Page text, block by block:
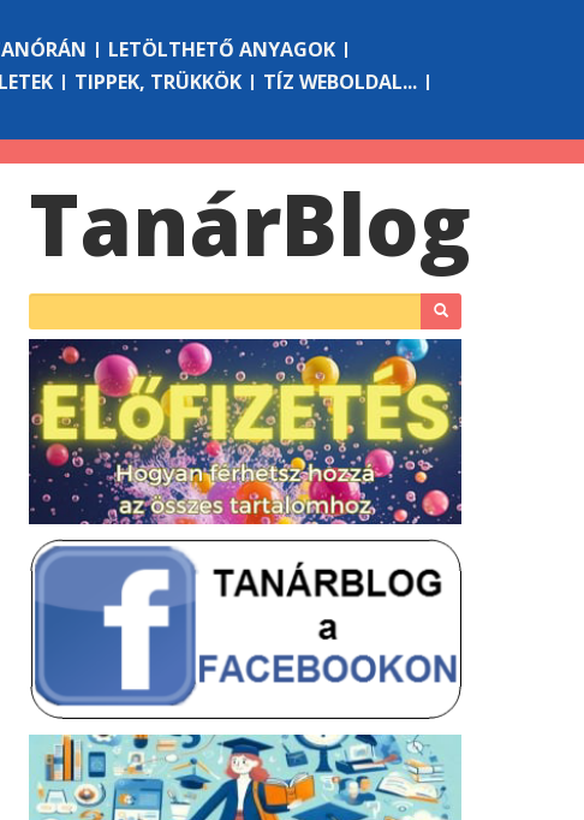
LETÖLTHETŐ ANYAGOK
TIPPEK, TRÜKKÖK
TÍZ WEBOLDAL...
TanárBlog